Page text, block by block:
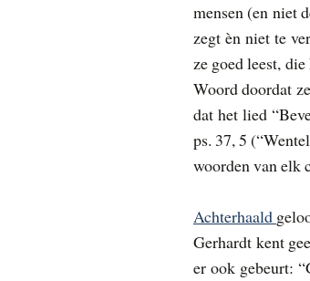
mensen (en niet
zegt èn niet te
ze goed leest,
Woord doordat
dat het lied
ps. 37, 5 (“
woorden van elk
Achterhaald
Gerhardt kent
er ook gebeurt: